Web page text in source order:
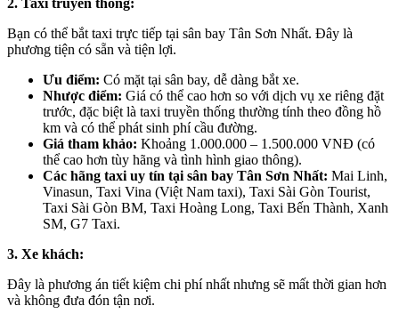
2. Taxi truyền thống:
Bạn có thể bắt taxi trực tiếp tại sân bay Tân Sơn Nhất. Đây là
phương tiện có sẵn và tiện lợi.
Ưu điểm: Có mặt tại sân bay, dễ dàng bắt xe.
Nhược điểm: Giá có thể cao hơn so với dịch vụ xe riêng đặt
trước, đặc biệt là taxi truyền thống thường tính theo đồng hồ
km và có thể phát sinh phí cầu đường.
Giá tham khảo: Khoảng 1.000.000 – 1.500.000 VNĐ (có
thể cao hơn tùy hãng và tình hình giao thông).
Các hãng taxi uy tín tại sân bay Tân Sơn Nhất: Mai Linh,
Vinasun, Taxi Vina (Việt Nam taxi), Taxi Sài Gòn Tourist,
Taxi Sài Gòn BM, Taxi Hoàng Long, Taxi Bến Thành, Xanh
SM, G7 Taxi.
3. Xe khách:
Đây là phương án tiết kiệm chi phí nhất nhưng sẽ mất thời gian hơn
và không đưa đón tận nơi.